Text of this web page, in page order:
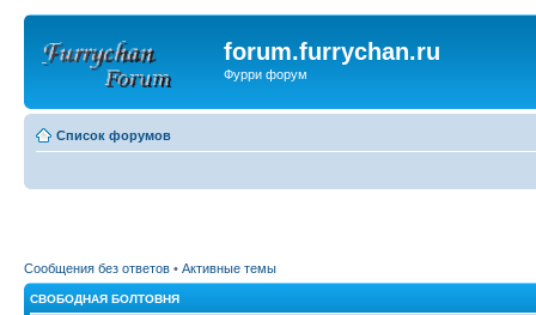
forum.furrychan.ru
Фурри форум
Список форумов
Сообщения без ответов • Активные темы
СВОБОДНАЯ БОЛТОВНЯ